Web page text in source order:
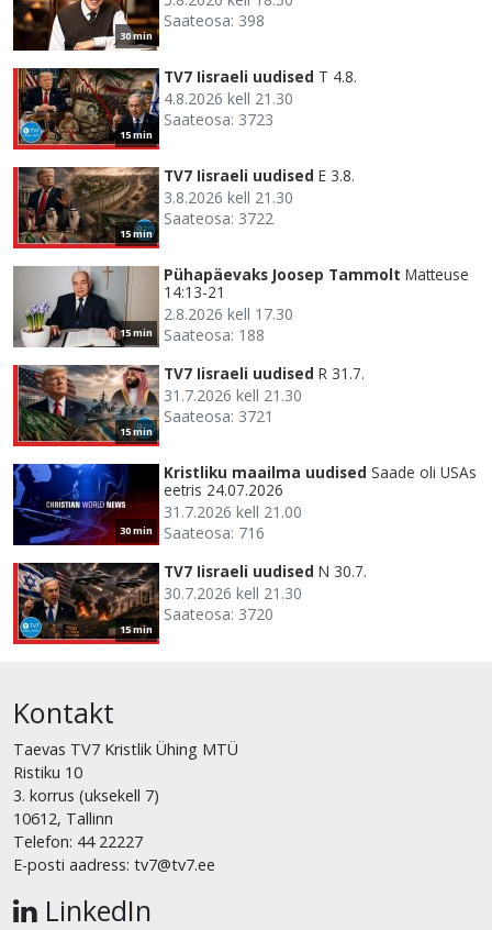
30 min
Saateosa: 398
15 min
TV7 Iisraeli uudised T 4.8.
4.8.2026 kell 21.30
Saateosa: 3723
15 min
TV7 Iisraeli uudised E 3.8.
3.8.2026 kell 21.30
Saateosa: 3722
15 min
Pühapäevaks Joosep Tammolt Matteuse
14:13-21
2.8.2026 kell 17.30
Saateosa: 188
15 min
TV7 Iisraeli uudised R 31.7.
31.7.2026 kell 21.30
Saateosa: 3721
30 min
Kristliku maailma uudised Saade oli USAs
eetris 24.07.2026
31.7.2026 kell 21.00
Saateosa: 716
15 min
TV7 Iisraeli uudised N 30.7.
30.7.2026 kell 21.30
Saateosa: 3720
Kontakt
Taevas TV7 Kristlik Ühing MTÜ
Ristiku 10
3. korrus (uksekell 7)
10612, Tallinn
Telefon: 44 22227
E-posti aadress: tv7@tv7.ee
LinkedIn